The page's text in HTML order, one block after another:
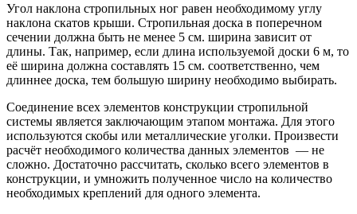
Угол наклона стропильных ног равен необходимому углу
наклона скатов крыши. Стропильная доска в поперечном
сечении должна быть не менее 5 см. ширина зависит от
длины. Так, например, если длина используемой доски 6 м, то
её ширина должна составлять 15 см. соответственно, чем
длиннее доска, тем большую ширину необходимо выбирать.
Соединение всех элементов конструкции стропильной
системы является заключающим этапом монтажа. Для этого
используются скобы или металлические уголки. Произвести
расчёт необходимого количества данных элементов — не
сложно. Достаточно рассчитать, сколько всего элементов в
конструкции, и умножить полученное число на количество
необходимых креплений для одного элемента.